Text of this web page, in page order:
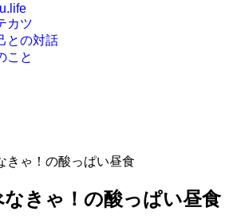
カツ
との対話
こと
きゃ！の酸っぱい昼食
なきゃ！の酸っぱい昼食